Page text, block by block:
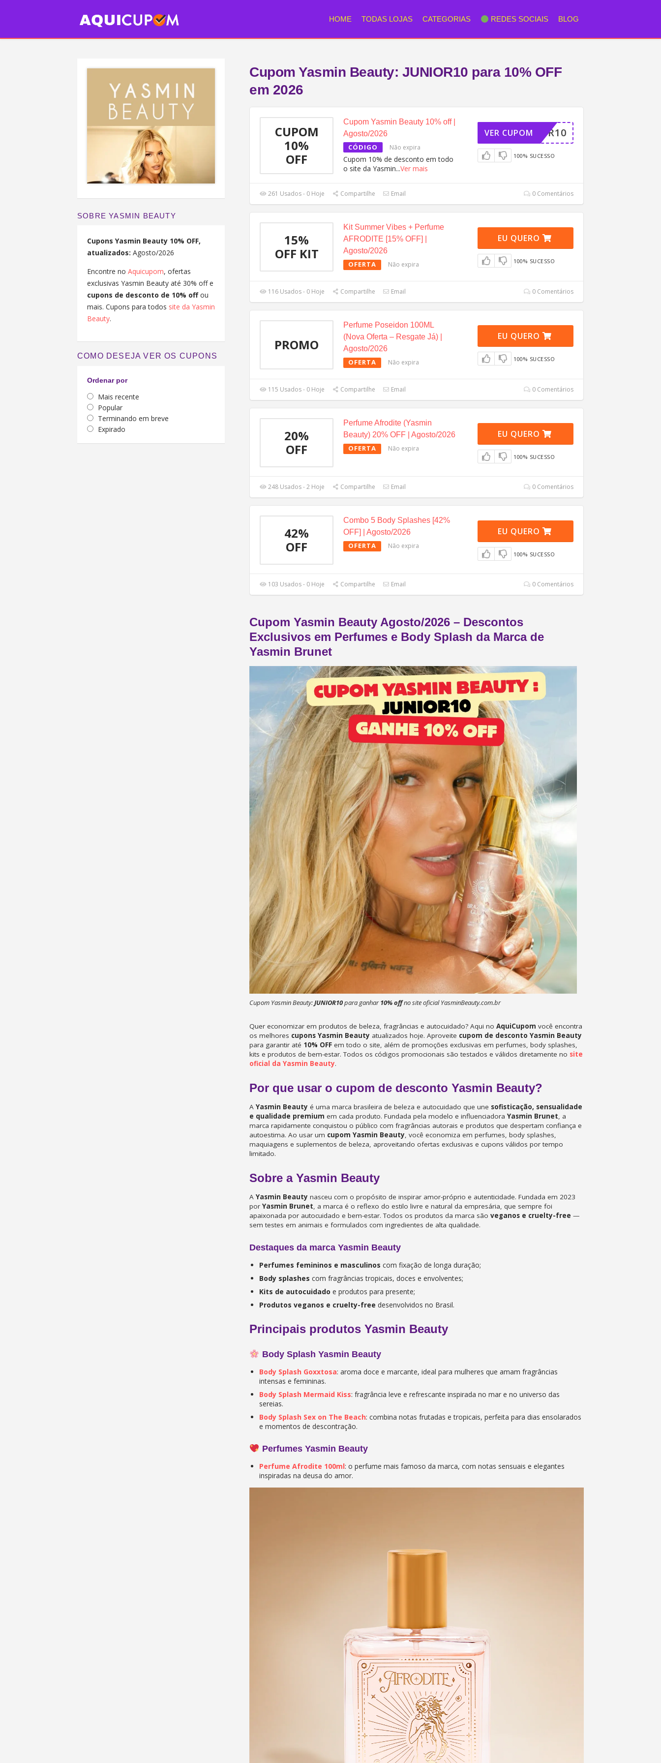
HOME TODAS LOJAS CATEGORIAS REDES SOCIAIS BLOG
Cupom Yasmin Beauty: JUNIOR10 para 10% OFF
em 2026
CUPOM
10%
OFF
Cupom Yasmin Beauty 10% off |
Agosto/2026
CÓDIGO Não expira
Cupom 10% de desconto em todo
o site da Yasmin...Ver mais
JUNIOR10
VER CUPOM
100% SUCESSO
261 Usados - 0 Hoje Compartilhe Email 0 Comentários
15%
OFF KIT
Kit Summer Vibes + Perfume
AFRODITE [15% OFF] |
Agosto/2026
OFERTA Não expira
EU QUERO
100% SUCESSO
116 Usados - 0 Hoje Compartilhe Email 0 Comentários
PROMO
Perfume Poseidon 100ML
(Nova Oferta – Resgate Já) |
Agosto/2026
OFERTA Não expira
EU QUERO
100% SUCESSO
115 Usados - 0 Hoje Compartilhe Email 0 Comentários
20%
OFF
Perfume Afrodite (Yasmin
Beauty) 20% OFF | Agosto/2026
OFERTA Não expira
EU QUERO
100% SUCESSO
248 Usados - 2 Hoje Compartilhe Email 0 Comentários
42%
OFF
Combo 5 Body Splashes [42%
OFF] | Agosto/2026
OFERTA Não expira
EU QUERO
100% SUCESSO
103 Usados - 0 Hoje Compartilhe Email 0 Comentários
Cupom Yasmin Beauty Agosto/2026 – Descontos
Exclusivos em Perfumes e Body Splash da Marca de
Yasmin Brunet
Cupom Yasmin Beauty:JUNIOR10para ganhar10% offno site oficial YasminBeauty.com.br
Quer economizar em produtos de beleza, fragrâncias e autocuidado? Aqui no AquiCupom você encontra
os melhores cupons Yasmin Beauty atualizados hoje. Aproveite cupom de desconto Yasmin Beauty
para garantir até 10% OFF em todo o site, além de promoções exclusivas em perfumes, body splashes,
kits e produtos de bem-estar. Todos os códigos promocionais são testados e válidos diretamente no site
oficial da Yasmin Beauty.
Por que usar o cupom de desconto Yasmin Beauty?
A Yasmin Beauty é uma marca brasileira de beleza e autocuidado que une sofisticação, sensualidade
e qualidade premium em cada produto. Fundada pela modelo e influenciadora Yasmin Brunet, a
marca rapidamente conquistou o público com fragrâncias autorais e produtos que despertam confiança e
autoestima. Ao usar um cupom Yasmin Beauty, você economiza em perfumes, body splashes,
maquiagens e suplementos de beleza, aproveitando ofertas exclusivas e cupons válidos por tempo
limitado.
Sobre a Yasmin Beauty
A Yasmin Beauty nasceu com o propósito de inspirar amor-próprio e autenticidade. Fundada em 2023
por Yasmin Brunet , a marca é o reflexo do estilo livre e natural da empresária, que sempre foi
apaixonada por autocuidado e bem-estar. Todos os produtos da marca são veganos e cruelty-free —
sem testes em animais e formulados com ingredientes de alta qualidade.
Destaques da marca Yasmin Beauty
Perfumes femininos e masculinos com fixação de longa duração;
Body splashes com fragrâncias tropicais, doces e envolventes;
Kits de autocuidado e produtos para presente;
Produtos veganos e cruelty-free desenvolvidos no Brasil.
Principais produtos Yasmin Beauty
Body Splash Yasmin Beauty
Body Splash Goxxtosa: aroma doce e marcante, ideal para mulheres que amam fragrâncias
intensas e femininas.
Body Splash Mermaid Kiss: fragrância leve e refrescante inspirada no mar e no universo das
sereias.
Body Splash Sex on The Beach: combina notas frutadas e tropicais, perfeita para dias ensolarados
e momentos de descontração.
Perfumes Yasmin Beauty
Perfume Afrodite 100ml: o perfume mais famoso da marca, com notas sensuais e elegantes
inspiradas na deusa do amor.
SOBRE YASMIN BEAUTY
Cupons Yasmin Beauty 10% OFF,
atualizados: Agosto/2026
Encontre no Aquicupom, ofertas
exclusivas Yasmin Beauty até 30% off e
cupons de desconto de 10% offou
mais. Cupons para todos site da Yasmin
Beauty.
COMO DESEJA VER OS CUPONS
Ordenar por
Mais recente
Popular
Terminando em breve
Expirado